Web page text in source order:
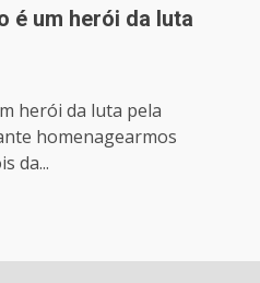
é um herói da luta
herói da luta pela
homenagearmos
da...